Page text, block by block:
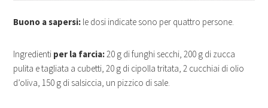
Buono a sapersi: le dosi indicate sono per quattro persone.
Ingredienti per la farcia:20 g di funghi secchi, 200 g di zucca
pulita e tagliata a cubetti, 20 g di cipolla tritata, 2 cucchiai di olio
d’oliva, 150 g di salsiccia, un pizzico di sale.